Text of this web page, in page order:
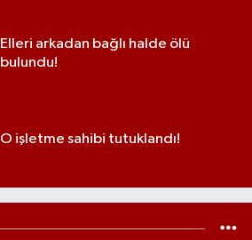
Elleri arkadan bağlı halde ölü
bulundu!
O işletme sahibi tutuklandı!